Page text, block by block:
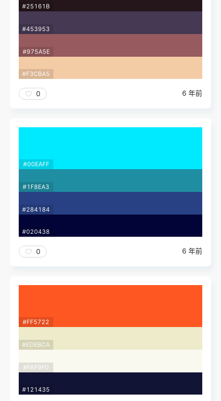
#25161B
#453953
#975A5E
#F3CBA5
0 6 年前
#00EAFF
#1F8EA3
#284184
#020438
0 6 年前
#FF5722
#EDEBCA
#FAF9F0
#121435